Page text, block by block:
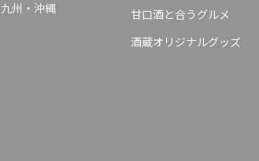
九州・沖縄
甘口酒と合うグルメ
酒蔵オリジナルグッズ